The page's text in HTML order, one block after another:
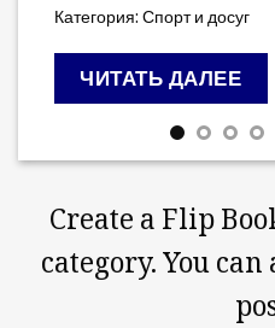
Категория:Спорт и досуг
ЧИТАТЬ ДАЛЕЕ
Create a Flip
category. You